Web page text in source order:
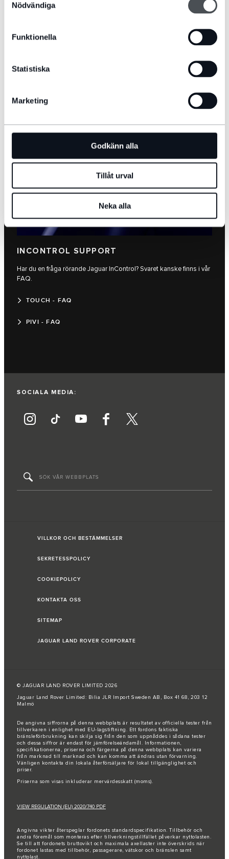
Nödvändiga
Funktionella
Statistiska
Marketing
Godkänn alla
Tillåt urval
Neka alla
Förbättra prestandan hos ditt infotainmentsystem utan att behöva
besöka en återförsäljare.
INCONTROL SUPPORT
Har du en fråga rörande Jaguar InControl? Svaret kanske finns i vår
FAQ.
TOUCH - FAQ
PIVI - FAQ
SOCIALA MEDIA:
VILLKOR OCH BESTÄMMELSER
SEKRETESSPOLICY
COOKIEPOLICY
KONTAKTA OSS
SITEMAP
JAGUAR LAND ROVER CORPORATE
© JAGUAR LAND ROVER LIMITED 2026
Jaguar Land Rover Limited: Bilia JLR Import Sweden AB, Box 41 68, 203 12
Malmö
De angivna siffrorna på denna webbplats är resultatet av officiella tester från
tillverkaren i enlighet med EU-lagstiftning. Ett fordons faktiska
bränsleförbrukning kan skilja sig från den som uppnåddes i sådana tester
och dessa siffror är endast för jämförelseändamål. Informationen,
specifikationerna, priserna och färgerna på denna webbplats kan variera
från marknad till marknad och kan komma att ändras utan förvarning.
Vänligen kontakta din lokala återförsäljare för lokal tillgänglighet och
priser.
Priserna som visas inkluderar mervärdesskatt (moms).
VIEW REGULATION (EU) 2020/740 PDF
Angivna vikter återspeglar fordonets standardspecifikation. Tillbehör och
andra föremål som monteras efter tillverkningstillfället påverkar nyttolasten.
Se till att fordonets bruttovikt och maximala axellaster inte överskrids när
fordonet lastas med tillbehör, passagerare, vätskor och bränslen samt
nyttolast.